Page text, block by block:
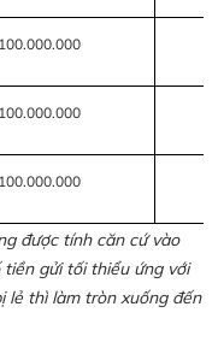
100.000.000
100.000.000
100.000.000
được tính căn cứ vào
gửi tối thiểu ứng với
lẻ thì làm tròn xuống đến